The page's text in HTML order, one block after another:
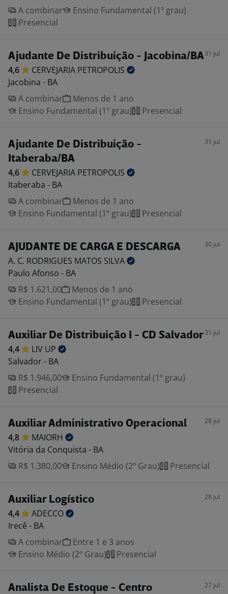
A combinar
Ensino Fundamental (1º grau)
Presencial
Ajudante De Distribuição - Jacobina/BA31 jul
4,6 CERVEJARIA PETROPOLIS
Jacobina - BA
A combinar
Menos de 1 ano
Ensino Fundamental (1º grau)
Presencial
Ajudante De Distribuição -
Itaberaba/BA
31 jul
4,6 CERVEJARIA PETROPOLIS
Itaberaba - BA
A combinar
Menos de 1 ano
Ensino Fundamental (1º grau)
Presencial
AJUDANTE DE CARGA E DESCARGA 30 jul
A. C. RODRIGUES MATOS SILVA
Paulo Afonso - BA
R$ 1.621,00
Menos de 1 ano
Ensino Fundamental (1º grau)
Presencial
Auxiliar De Distribuição I - CD Salvador31 jul
4,4 LIV UP
Salvador - BA
R$ 1.946,00
Ensino Fundamental (1º grau)
Presencial
Auxiliar Administrativo Operacional 28 jul
4,8
MAIORH
Vitória da Conquista - BA
R$ 1.380,00
Ensino Médio (2º Grau) Presencial
Auxiliar Logístico 28 jul
4,4
ADECCO
Irecê - BA
A combinar
Entre 1 e 3 anos
Ensino Médio (2º Grau)
Presencial
Analista De Estoque - Centro
27 jul